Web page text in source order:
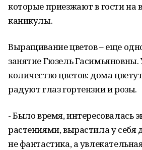
которые приезжают в гости
каникулы.
Выращивание цветов – еще
занятие Гюзель Гасимьяновны.
количество цветов: дома
радуют глаз гортензии и розы.
- Было время, интересовалась
растениями, вырастила у себя
не фантастика, а